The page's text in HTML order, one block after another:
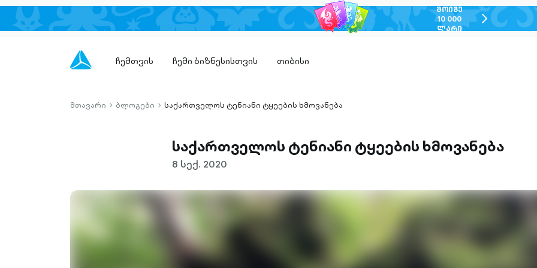
ᲛᲝᲘᲒᲔ
10 000
ᲚᲐᲠᲘ
chevron-
right-
ჩემთვის ჩემი ბიზნესისთვის თიბისი
მთავარი chevron-
ბლოგები chevron-
საქართველოს ტენიანი ტყეების ხმოვანება
საქართველოს ტენიანი ტყეების ხმოვანება
8 სექ. 2020